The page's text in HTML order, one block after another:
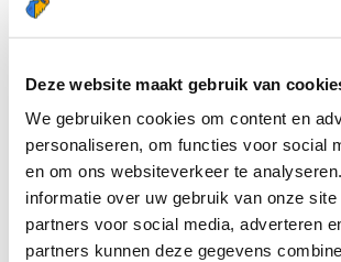
Deze website maakt gebruik van
We gebruiken cookies om content en
personaliseren, om functies voor social
en om ons websiteverkeer te
informatie over uw gebruik van onze site
partners voor social media, adverteren
partners kunnen deze gegevens
Great to see you're interested in a
like to refer you to the
website. There, you can easily sign
newspapers in Uden.
We hope you can get started soon
the best of luck! 🚴‍♂️💨